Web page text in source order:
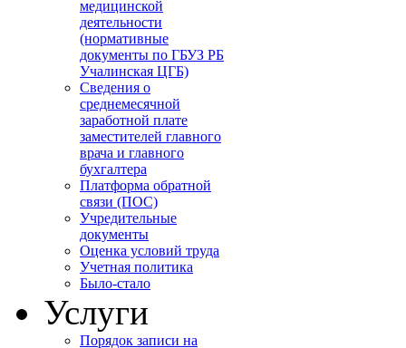
медицинской
деятельности
(нормативные
документы по ГБУЗ РБ
Учалинская ЦГБ)
Сведения о
среднемесячной
заработной плате
заместителей главного
врача и главного
бухгалтера
Платформа обратной
связи (ПОС)
Учредительные
документы
Оценка условий труда
Учетная политика
Было-стало
Услуги
Порядок записи на